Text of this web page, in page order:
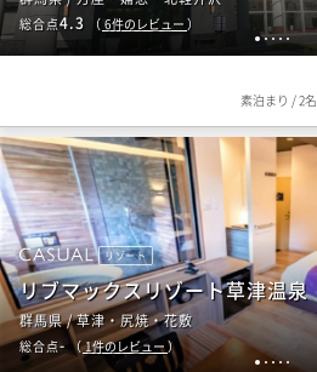
12345
総合点4.3 （ 6件のレビュー ）
素泊まり /2名
1 2345
リゾート
リブマックスリゾート草津温泉
群馬県 / 草津・尻焼・花敷
総合点- （1件のレビュー）